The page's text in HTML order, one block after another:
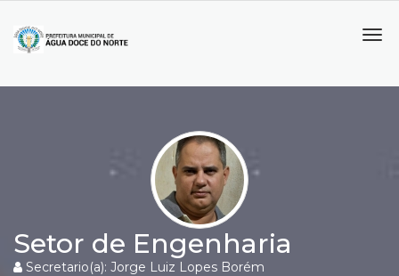
Setor de Engenharia
Secretario(a): Jorge Luiz Lopes Borém